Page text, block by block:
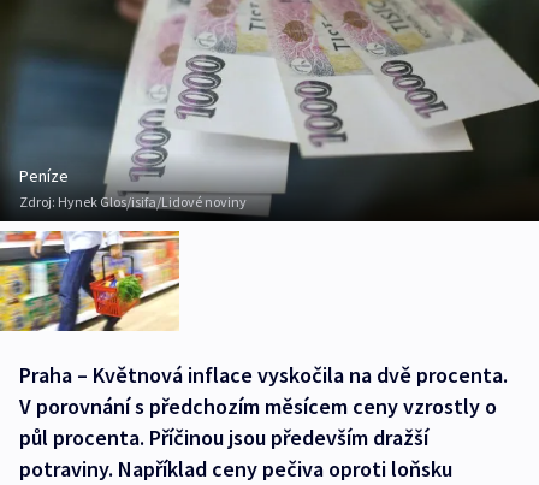
Peníze
Zdroj: Hynek Glos/isifa/Lidové noviny
Praha – Květnová inflace vyskočila na dvě procenta.
V porovnání s předchozím měsícem ceny vzrostly o
půl procenta. Příčinou jsou především dražší
potraviny. Například ceny pečiva oproti loňsku